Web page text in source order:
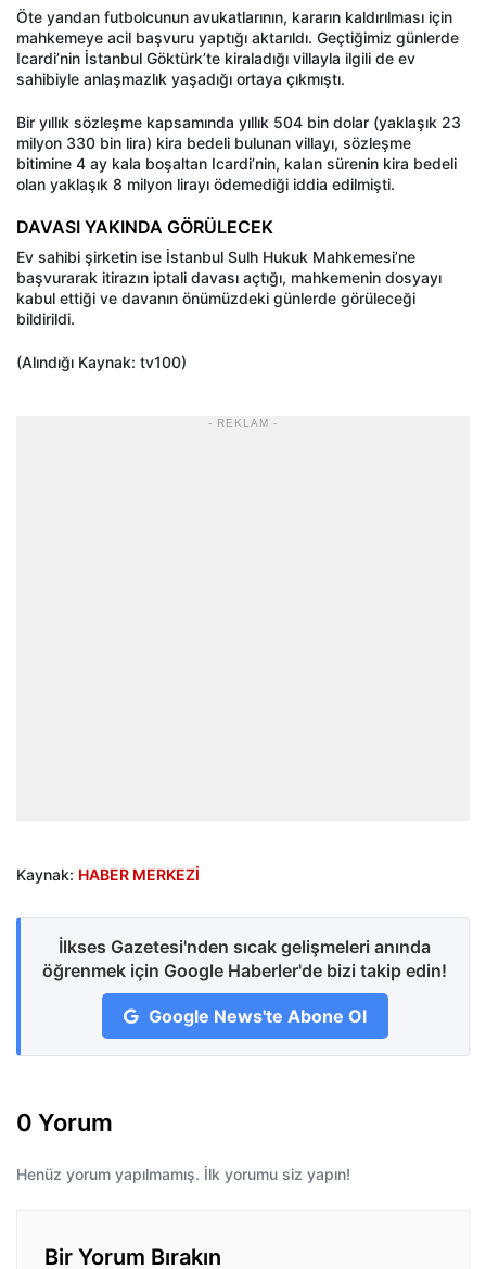
Öte yandan futbolcunun avukatlarının, kararın kaldırılması için
mahkemeye acil başvuru yaptığı aktarıldı. Geçtiğimiz günlerde
Icardi’nin İstanbul Göktürk’te kiraladığı villayla ilgili de ev
sahibiyle anlaşmazlık yaşadığı ortaya çıkmıştı.
Bir yıllık sözleşme kapsamında yıllık 504 bin dolar (yaklaşık 23
milyon 330 bin lira) kira bedeli bulunan villayı, sözleşme
bitimine 4 ay kala boşaltan Icardi’nin, kalan sürenin kira bedeli
olan yaklaşık 8 milyon lirayı ödemediği iddia edilmişti.
DAVASI YAKINDA GÖRÜLECEK
Ev sahibi şirketin ise İstanbul Sulh Hukuk Mahkemesi’ne
başvurarak itirazın iptali davası açtığı, mahkemenin dosyayı
kabul ettiği ve davanın önümüzdeki günlerde görüleceği
bildirildi.
(Alındığı Kaynak: tv100)
- REKLAM -
Kaynak: HABER MERKEZİ
İlkses Gazetesi'nden sıcak gelişmeleri anında
öğrenmek için Google Haberler'de bizi takip edin!
Google News'te Abone Ol
0 Yorum
Henüz yorum yapılmamış. İlk yorumu siz yapın!
Bir Yorum Bırakın